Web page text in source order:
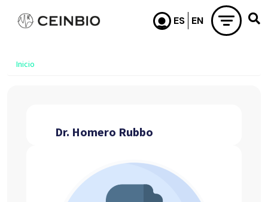
Pasar al contenido principal
Inicio
Dr. Homero Rubbo